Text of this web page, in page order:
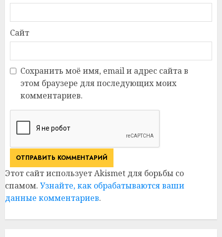
Сайт
Сохранить моё имя, email и адрес сайта в
этом браузере для последующих моих
комментариев.
Этот сайт использует Akismet для борьбы со
спамом. Узнайте, как обрабатываются ваши
данные комментариев.